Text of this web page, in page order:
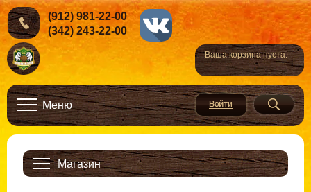
Ваша корзина пуста. –
(912) 981-22-00
(342) 243-22-00
Меню
Магазин